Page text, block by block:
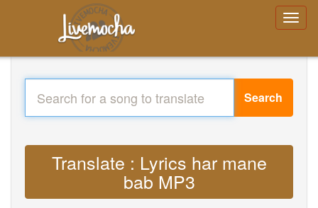
Search
Translate : Lyrics har mane
bab MP3